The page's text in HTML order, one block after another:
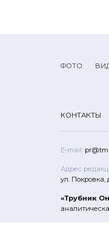
ФОТО
КОНТАКТЫ
E-mail:
Адрес
ул. Покровка,
«Трубник